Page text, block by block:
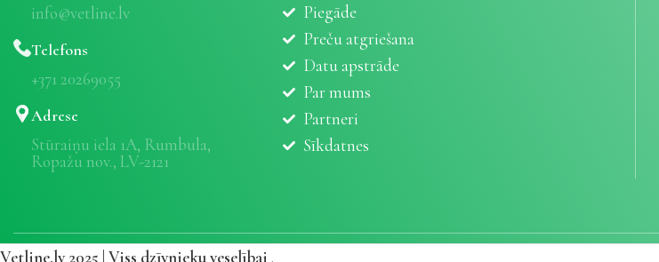
info@vetline.lv
Telefons
+371 20269055
Adrese
Stūraiņu iela 1A, Rumbula,
Ropažu nov., LV-2121
Piegāde
Preču atgriešana
Datu apstrāde
Par mums
Partneri
Sīkdatnes
Vetline.lv 2025 | Viss dzīvnieku veselībai .